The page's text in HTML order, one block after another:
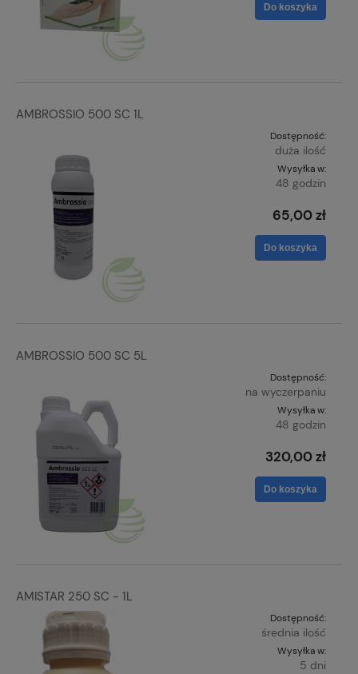
Do koszyka
AMBROSSIO 500 SC 1L
Dostępność:
duża ilość
Wysyłka w:
48 godzin
65,00 zł
Do koszyka
AMBROSSIO 500 SC 5L
Dostępność:
na wyczerpaniu
Wysyłka w:
48 godzin
320,00 zł
Do koszyka
AMISTAR 250 SC - 1L
Dostępność:
średnia ilość
Wysyłka w:
5 dni